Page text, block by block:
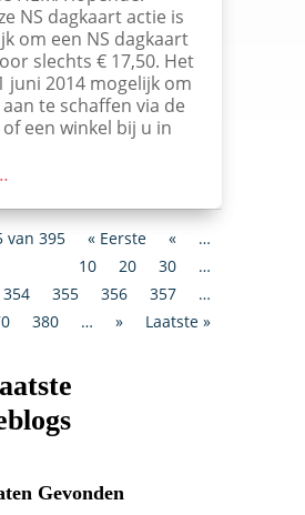
NS dagkaart actie is
om een NS dagkaart
slechts € 17,50. Het
juni 2014 mogelijk om
te schaffen via de
een winkel bij u in
van 395 « Eerste «
…
10
20 30
…
354 355 356 357
…
380 … » Laatste »
Gevonden